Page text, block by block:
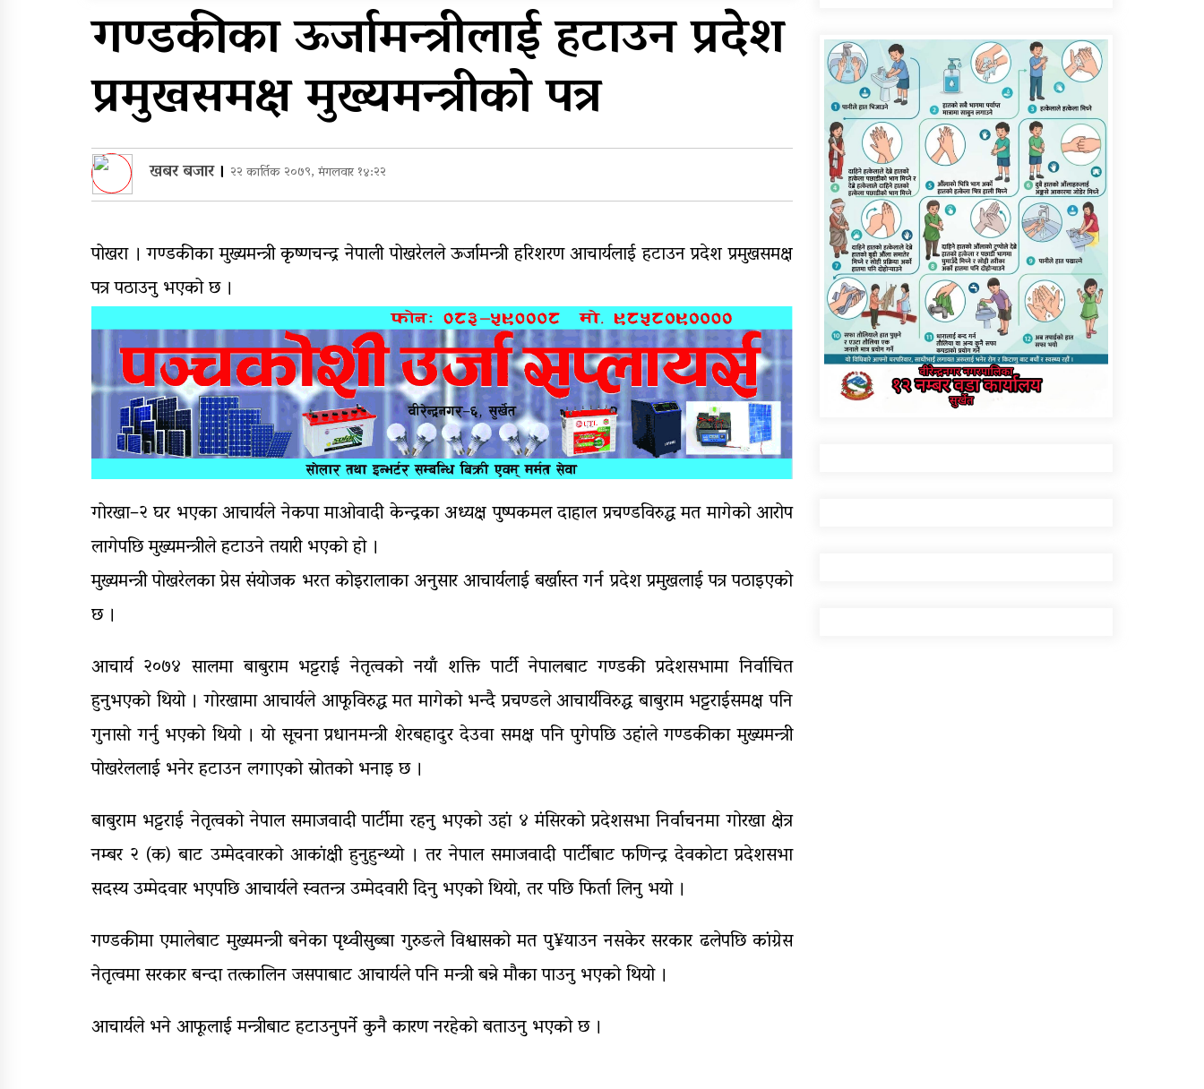
शुल्कदर यस्तो छ…
बालकको मृत्यु, दुई घाइते
घरमाथिबाट पहिरो खसेपछि १३
घरधुरी स्थानान्तरण
पाँच लाख घुससहित कर
अधिकृत रंगेहात पक्राऊ
गण्डकीका ऊर्जामन्त्रीलाई हटाउन प्रदेश
प्रमुखसमक्ष मुख्यमन्त्रीको पत्र
खबर बजार। २२ कार्तिक २०७९, मंगलवार १४:२२
पोखरा । गण्डकीका मुख्यमन्त्री कृष्णचन्द्र नेपाली पोखरेलले ऊर्जामन्त्री हरिशरण आचार्यलाई हटाउन प्रदेश प्रमुखसमक्ष
पत्र पठाउनु भएको छ ।
गोरखा–२ घर भएका आचार्यले नेकपा माओवादी केन्द्रका अध्यक्ष पुष्पकमल दाहाल प्रचण्डविरुद्ध मत मागेको आरोप
लागेपछि मुख्यमन्त्रीले हटाउने तयारी भएको हो ।
मुख्यमन्त्री पोखरेलका प्रेस संयोजक भरत कोइरालाका अनुसार आचार्यलाई बर्खास्त गर्न प्रदेश प्रमुखलाई पत्र पठाइएको
छ ।
आचार्य २०७४ सालमा बाबुराम भट्टराई नेतृत्वको नयाँ शक्ति पार्टी नेपालबाट गण्डकी प्रदेशसभामा निर्वाचित
हुनुभएको थियो । गोरखामा आचार्यले आफूविरुद्ध मत मागेको भन्दै प्रचण्डले आचार्यविरुद्ध बाबुराम भट्टराईसमक्ष पनि
गुनासो गर्नु भएको थियो । यो सूचना प्रधानमन्त्री शेरबहादुर देउवा समक्ष पनि पुगेपछि उहांले गण्डकीका मुख्यमन्त्री
पोखरेललाई भनेर हटाउन लगाएको स्रोतको भनाइ छ ।
बाबुराम भट्टराई नेतृत्वको नेपाल समाजवादी पार्टीमा रहनु भएको उहां ४ मंसिरको प्रदेशसभा निर्वाचनमा गोरखा क्षेत्र
नम्बर २ (क) बाट उम्मेदवारको आकांक्षी हुनुहुन्थ्यो । तर नेपाल समाजवादी पार्टीबाट फणिन्द्र देवकोटा प्रदेशसभा
सदस्य उम्मेदवार भएपछि आचार्यले स्वतन्त्र उम्मेदवारी दिनु भएको थियो, तर पछि फिर्ता लिनु भयो ।
गण्डकीमा एमालेबाट मुख्यमन्त्री बनेका पृथ्वीसुब्बा गुरुङले विश्वासको मत पु¥याउन नसकेर सरकार ढलेपछि कांग्रेस
नेतृत्वमा सरकार बन्दा तत्कालिन जसपाबाट आचार्यले पनि मन्त्री बन्ने मौका पाउनु भएको थियो ।
आचार्यले भने आफूलाई मन्त्रीबाट हटाउनुपर्ने कुनै कारण नरहेको बताउनु भएको छ ।